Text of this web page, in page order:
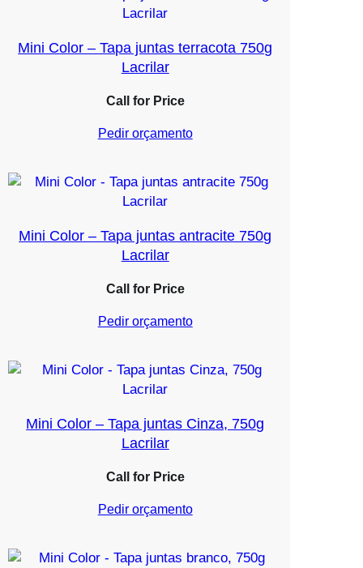
Mini Color – Tapa juntas terracota 750g
Lacrilar
Call for Price
Pedir orçamento
Mini Color – Tapa juntas antracite 750g
Lacrilar
Call for Price
Pedir orçamento
Mini Color – Tapa juntas Cinza, 750g
Lacrilar
Call for Price
Pedir orçamento